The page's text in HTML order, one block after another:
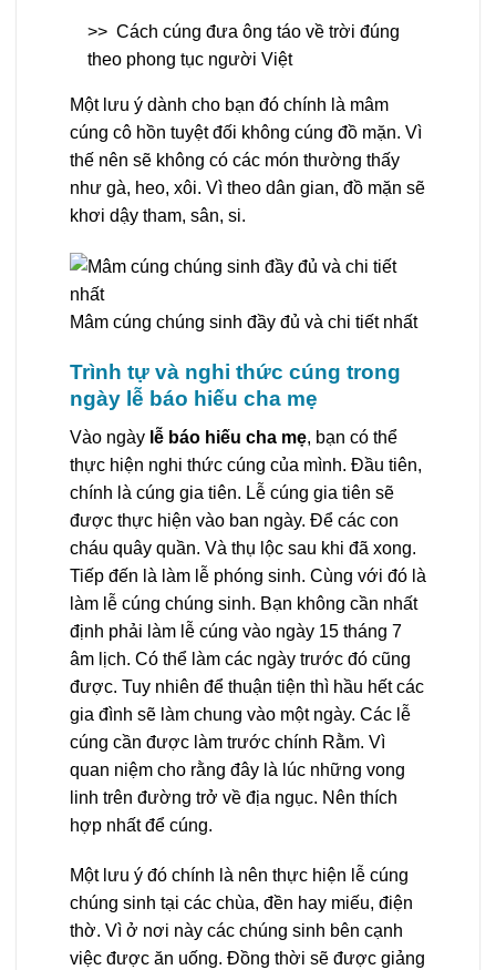
>> Cách cúng đưa ông táo về trời đúng
theo phong tục người Việt
Một lưu ý dành cho bạn đó chính là mâm
cúng cô hồn tuyệt đối không cúng đồ mặn. Vì
thế nên sẽ không có các món thường thấy
như gà, heo, xôi. Vì theo dân gian, đồ mặn sẽ
khơi dậy tham, sân, si.
Mâm cúng chúng sinh đầy đủ và chi tiết nhất
Trình tự và nghi thức cúng trong
ngày lễ báo hiếu cha mẹ
Vào ngày lễ báo hiếu cha mẹ, bạn có thể
thực hiện nghi thức cúng của mình. Đầu tiên,
chính là cúng gia tiên. Lễ cúng gia tiên sẽ
được thực hiện vào ban ngày. Để các con
cháu quây quần. Và thụ lộc sau khi đã xong.
Tiếp đến là làm lễ phóng sinh. Cùng với đó là
làm lễ cúng chúng sinh. Bạn không cần nhất
định phải làm lễ cúng vào ngày 15 tháng 7
âm lịch. Có thể làm các ngày trước đó cũng
được. Tuy nhiên để thuận tiện thì hầu hết các
gia đình sẽ làm chung vào một ngày. Các lễ
cúng cần được làm trước chính Rằm. Vì
quan niệm cho rằng đây là lúc những vong
linh trên đường trở về địa ngục. Nên thích
hợp nhất để cúng.
Một lưu ý đó chính là nên thực hiện lễ cúng
chúng sinh tại các chùa, đền hay miếu, điện
thờ. Vì ở nơi này các chúng sinh bên cạnh
việc được ăn uống. Đồng thời sẽ được giảng